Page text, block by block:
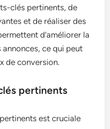
clés pertinents, de
et de réaliser des
d’améliorer la
ce qui peut
de conversion.
pertinents
est cruciale